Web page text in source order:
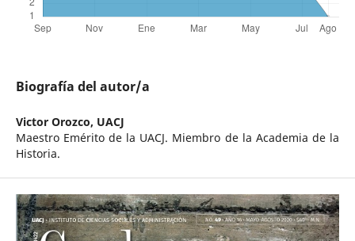
Biografía del autor/a
Victor Orozco, UACJ
Maestro Emérito de la UACJ. Miembro de la Academia de la
Historia.